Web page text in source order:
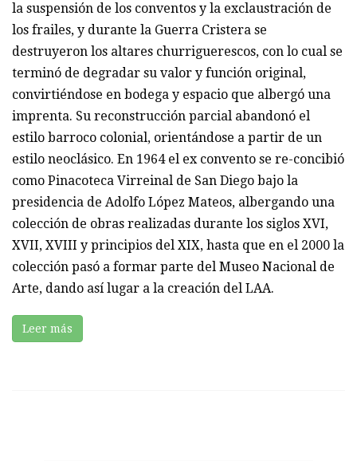
la suspensión de los conventos y la exclaustración de
los frailes, y durante la Guerra Cristera se
destruyeron los altares churriguerescos, con lo cual se
terminó de degradar su valor y función original,
convirtiéndose en bodega y espacio que albergó una
imprenta. Su reconstrucción parcial abandonó el
estilo barroco colonial, orientándose a partir de un
estilo neoclásico. En 1964 el ex convento se re-concibió
como Pinacoteca Virreinal de San Diego bajo la
presidencia de Adolfo López Mateos, albergando una
colección de obras realizadas durante los siglos XVI,
XVII, XVIII y principios del XIX, hasta que en el 2000 la
colección pasó a formar parte del Museo Nacional de
Arte, dando así lugar a la creación del LAA.
Leer más